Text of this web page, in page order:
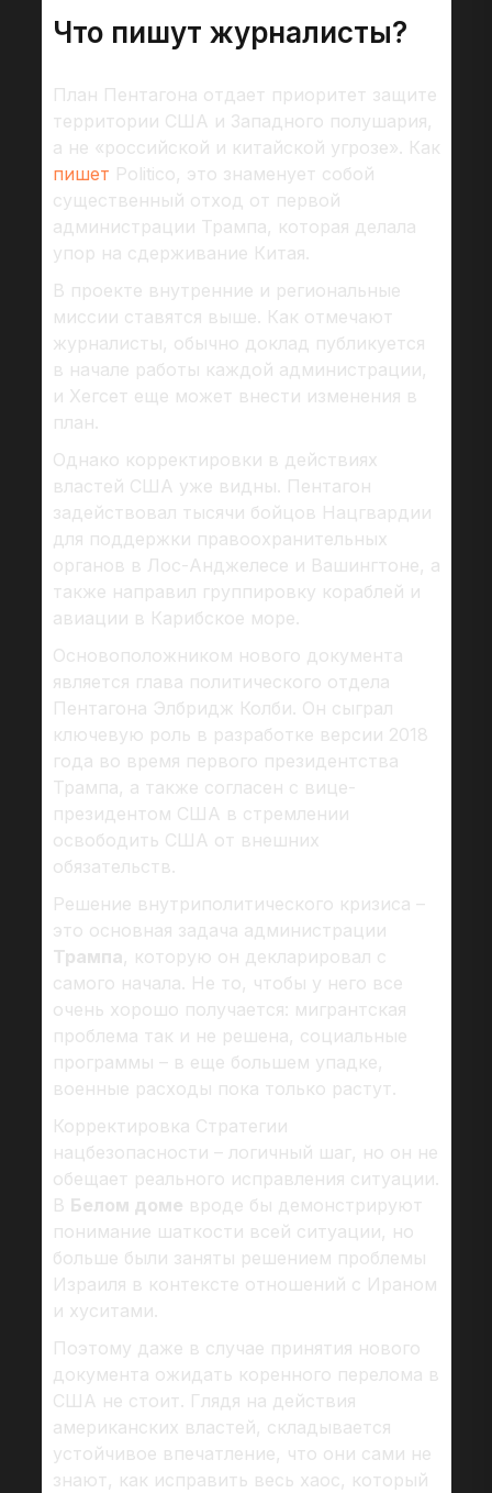
Что пишут журналисты?
План Пентагона отдает приоритет защите
территории США и Западного полушария,
а не «российской и китайской угрозе». Как
пишет Politico, это знаменует собой
существенный отход от первой
администрации Трампа, которая делала
упор на сдерживание Китая.
В проекте внутренние и региональные
миссии ставятся выше. Как отмечают
журналисты, обычно доклад публикуется
в начале работы каждой администрации,
и Хегсет еще может внести изменения в
план.
Однако корректировки в действиях
властей США уже видны. Пентагон
задействовал тысячи бойцов Нацгвардии
для поддержки правоохранительных
органов в Лос-Анджелесе и Вашингтоне, а
также направил группировку кораблей и
авиации в Карибское море.
Основоположником нового документа
является глава политического отдела
Пентагона Элбридж Колби. Он сыграл
ключевую роль в разработке версии 2018
года во время первого президентства
Трампа, а также согласен с вице-
президентом США в стремлении
освободить США от внешних
обязательств.
Решение внутриполитического кризиса –
это основная задача администрации
Трампа, которую он декларировал с
самого начала. Не то, чтобы у него все
очень хорошо получается: мигрантская
проблема так и не решена, социальные
программы – в еще большем упадке,
военные расходы пока только растут.
Корректировка Стратегии
нацбезопасности – логичный шаг, но он не
обещает реального исправления ситуации.
В Белом доме вроде бы демонстрируют
понимание шаткости всей ситуации, но
больше были заняты решением проблемы
Израиля в контексте отношений с Ираном
и хуситами.
Поэтому даже в случае принятия нового
документа ожидать коренного перелома в
США не стоит. Глядя на действия
американских властей, складывается
устойчивое впечатление, что они сами не
знают, как исправить весь хаос, который